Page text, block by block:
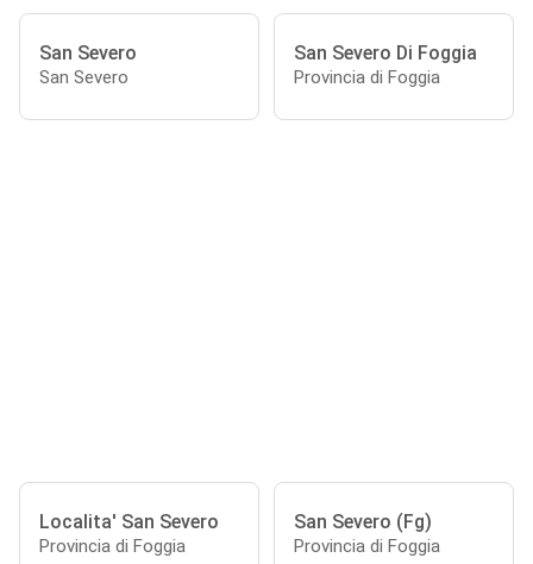
San Severo
San Severo
San Severo Di Foggia
Provincia di Foggia
Localita' San Severo
Provincia di Foggia
San Severo (Fg)
Provincia di Foggia